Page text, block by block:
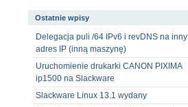
Ostatnie wpisy
Delegacja puli /64 IPv6 i revDNS na inny
adres IP (inną maszynę)
Uruchomienie drukarki CANON PIXIMA
ip1500 na Slackware
Slackware Linux 13.1 wydany